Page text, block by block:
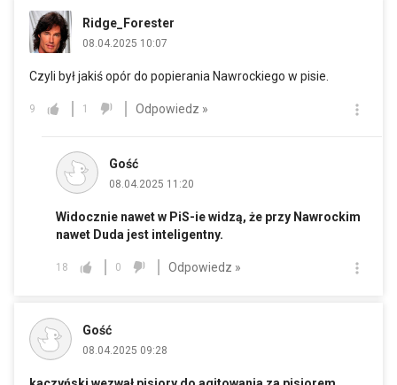
Ridge_Forester
08.04.2025 10:07
Czyli był jakiś opór do popierania Nawrockiego w pisie.
9 1 Odpowiedz »
Gość
08.04.2025 11:20
Widocznie nawet w PiS-ie widzą, że przy Nawrockim
nawet Duda jest inteligentny.
18 0 Odpowiedz »
Gość
08.04.2025 09:28